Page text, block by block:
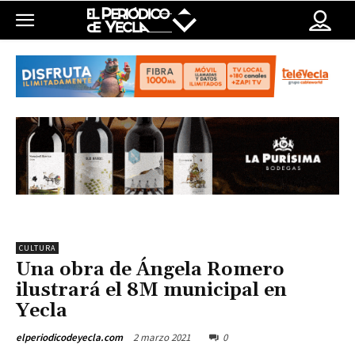
CULTURA
Una obra de Ángela Romero
ilustrará el 8M municipal en
Yecla
elperiodicodeyecla.com 2 marzo 2021 0